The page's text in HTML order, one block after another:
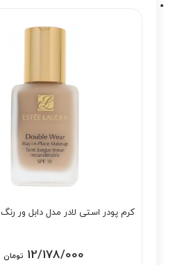
کرم پودر استی لادر مدل دابل ور رنگ 1W1
12/178/000 تومان